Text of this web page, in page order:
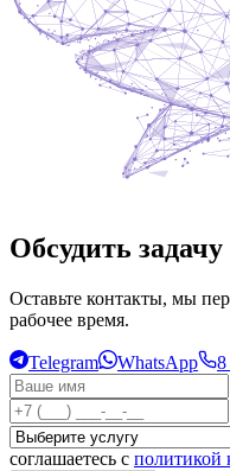
Обсудить задачу
Оставьте контакты, мы
рабочее время.
Telegram WhatsApp 8
соглашаетесь с политикой